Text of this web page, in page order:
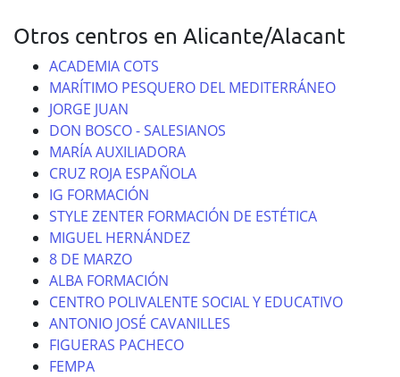
Otros centros en Alicante/Alacant
ACADEMIA COTS
MARÍTIMO PESQUERO DEL MEDITERRÁNEO
JORGE JUAN
DON BOSCO - SALESIANOS
MARÍA AUXILIADORA
CRUZ ROJA ESPAÑOLA
IG FORMACIÓN
STYLE ZENTER FORMACIÓN DE ESTÉTICA
MIGUEL HERNÁNDEZ
8 DE MARZO
ALBA FORMACIÓN
CENTRO POLIVALENTE SOCIAL Y EDUCATIVO
ANTONIO JOSÉ CAVANILLES
FIGUERAS PACHECO
FEMPA